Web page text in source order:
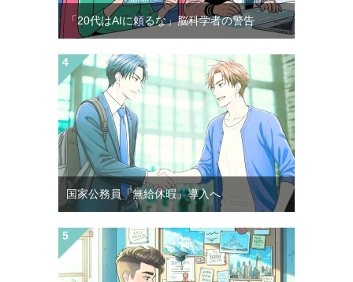
「20代はAIに頼るな」脳科学者の警告
国家公務員「無給休暇」導入へ